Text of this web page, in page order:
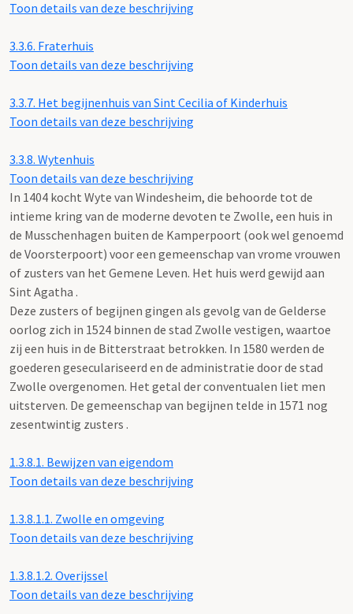
Toon details van deze beschrijving
3.3.6. Fraterhuis
Toon details van deze beschrijving
3.3.7. Het begijnenhuis van Sint Cecilia of Kinderhuis
Toon details van deze beschrijving
3.3.8. Wytenhuis
Toon details van deze beschrijving
In 1404 kocht Wyte van Windesheim, die behoorde tot de
intieme kring van de moderne devoten te Zwolle, een huis in
de Musschenhagen buiten de Kamperpoort (ook wel genoemd
de Voorsterpoort) voor een gemeenschap van vrome vrouwen
of zusters van het Gemene Leven. Het huis werd gewijd aan
Sint Agatha .
Deze zusters of begijnen gingen als gevolg van de Gelderse
oorlog zich in 1524 binnen de stad Zwolle vestigen, waartoe
zij een huis in de Bitterstraat betrokken. In 1580 werden de
goederen geseculariseerd en de administratie door de stad
Zwolle overgenomen. Het getal der conventualen liet men
uitsterven. De gemeenschap van begijnen telde in 1571 nog
zesentwintig zusters .
1.3.8.1. Bewijzen van eigendom
Toon details van deze beschrijving
1.3.8.1.1. Zwolle en omgeving
Toon details van deze beschrijving
1.3.8.1.2. Overijssel
Toon details van deze beschrijving